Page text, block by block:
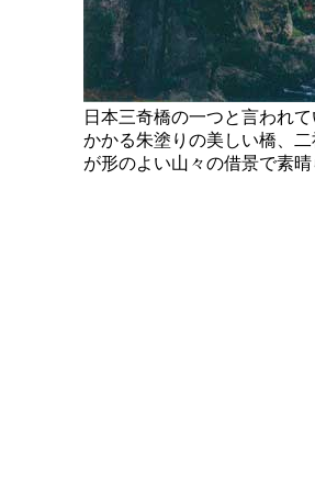
日本三奇橋の一つと言われ
かかる朱塗りの美しい橋、
が形のよい山々の借景で素